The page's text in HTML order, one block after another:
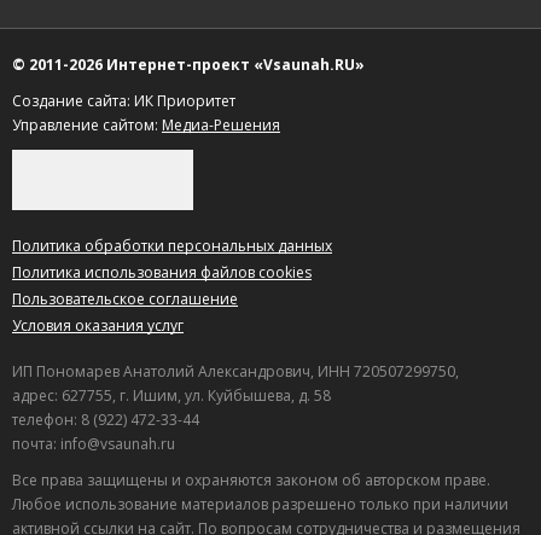
© 2011-2026 Интернет-проект «Vsaunah.RU»
Создание сайта: ИК Приоритет
Управление сайтом: Медиа-Решения
Политика обработки персональных данных
Политика использования файлов cookies
Пользовательское соглашение
Условия оказания услуг
ИП Пономарев Анатолий Александрович, ИНН 720507299750,
адрес: 627755, г. Ишим, ул. Куйбышева, д. 58
телефон: 8 (922) 472-33-44
почта: info@vsaunah.ru
Все права защищены и охраняются законом об авторском праве.
Любое использование материалов разрешено только при наличии
активной ссылки на сайт. По вопросам сотрудничества и размещения